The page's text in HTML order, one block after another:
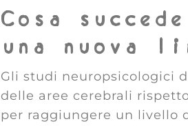
Cosa
una nuova
Gli studi neuropsicologici
delle aree cerebrali
per raggiungere un livello